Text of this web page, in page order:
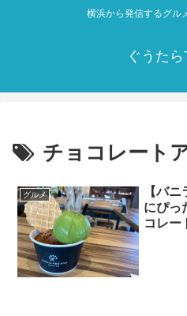
横浜から発信するグル
ぐうた
チョコレート
グルメ
【バ
にぴっ
コレー